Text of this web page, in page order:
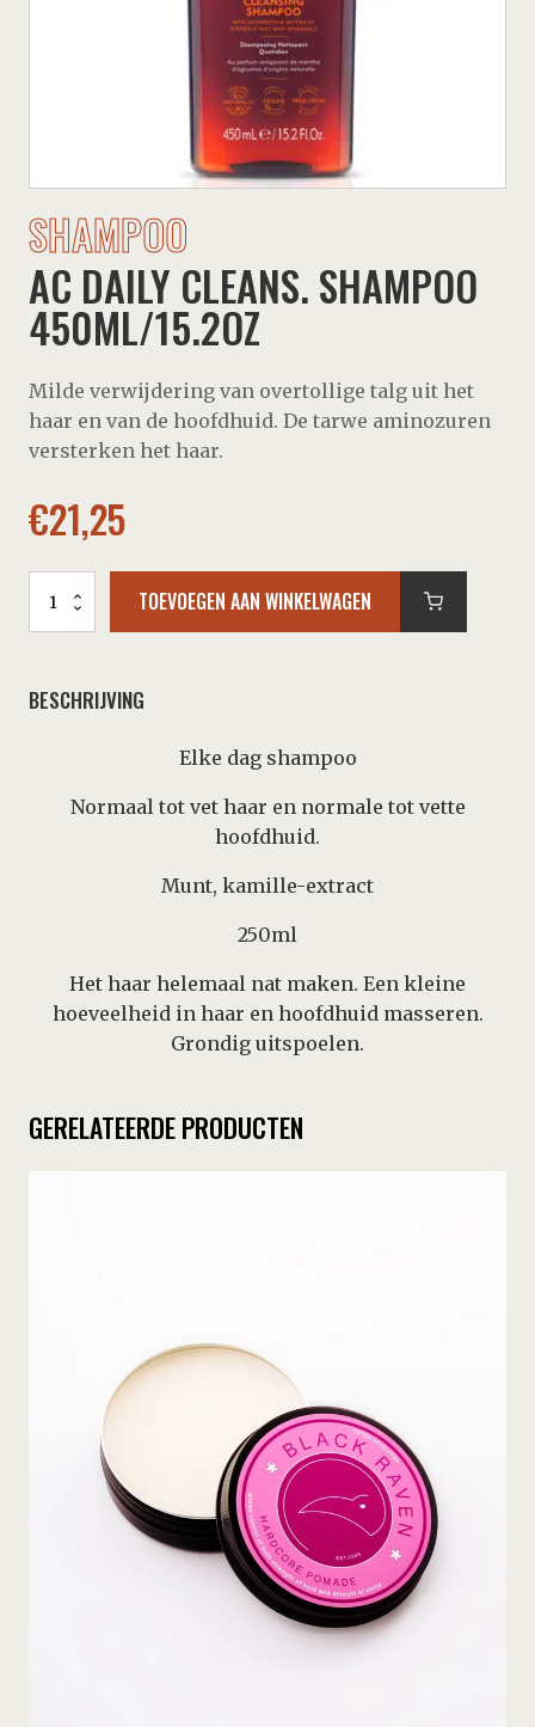
SHAMPOO
AC DAILY CLEANS. SHAMPOO
450ML/15.2OZ
Milde verwijdering van overtollige talg uit het
haar en van de hoofdhuid. De tarwe aminozuren
versterken het haar.
€21,25
CLEANS.
aantal
TOEVOEGEN AAN WINKELWAGEN
BESCHRIJVING
Elke dag shampoo
Normaal tot vet haar en normale tot vette
hoofdhuid.
Munt, kamille-extract
250ml
Het haar helemaal nat maken. Een kleine
hoeveelheid in haar en hoofdhuid masseren.
Grondig uitspoelen.
GERELATEERDE PRODUCTEN